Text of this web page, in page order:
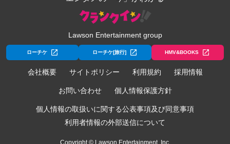
Lawson Entertainment group
ローチケ ローチケ[旅行] HMV&BOOKS
会社概要 サイトポリシー 利用規約 採用情報
お問い合わせ 個人情報保護方針
個人情報の取扱いに関する公表事項及び同意事項
利用者情報の外部送信について
Copyright © Lawson Entertainment, Inc.